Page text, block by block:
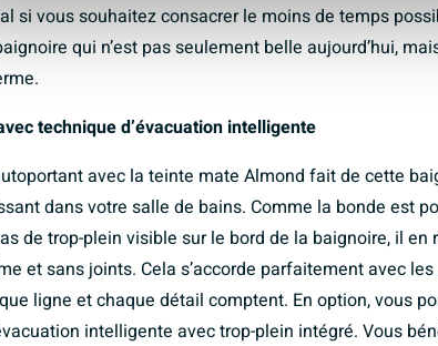
si vous souhaitez consacrer le moins de temps
qui n’est pas seulement belle aujourd’hui,
technique d’évacuation intelligente
avec la teinte mate Almond fait de cette
dans votre salle de bains. Comme la bonde est
de trop-plein visible sur le bord de la baignoire, il
et sans joints. Cela s’accorde parfaitement avec
ligne et chaque détail comptent. En option, vous
intelligente avec trop-plein intégré. Vous